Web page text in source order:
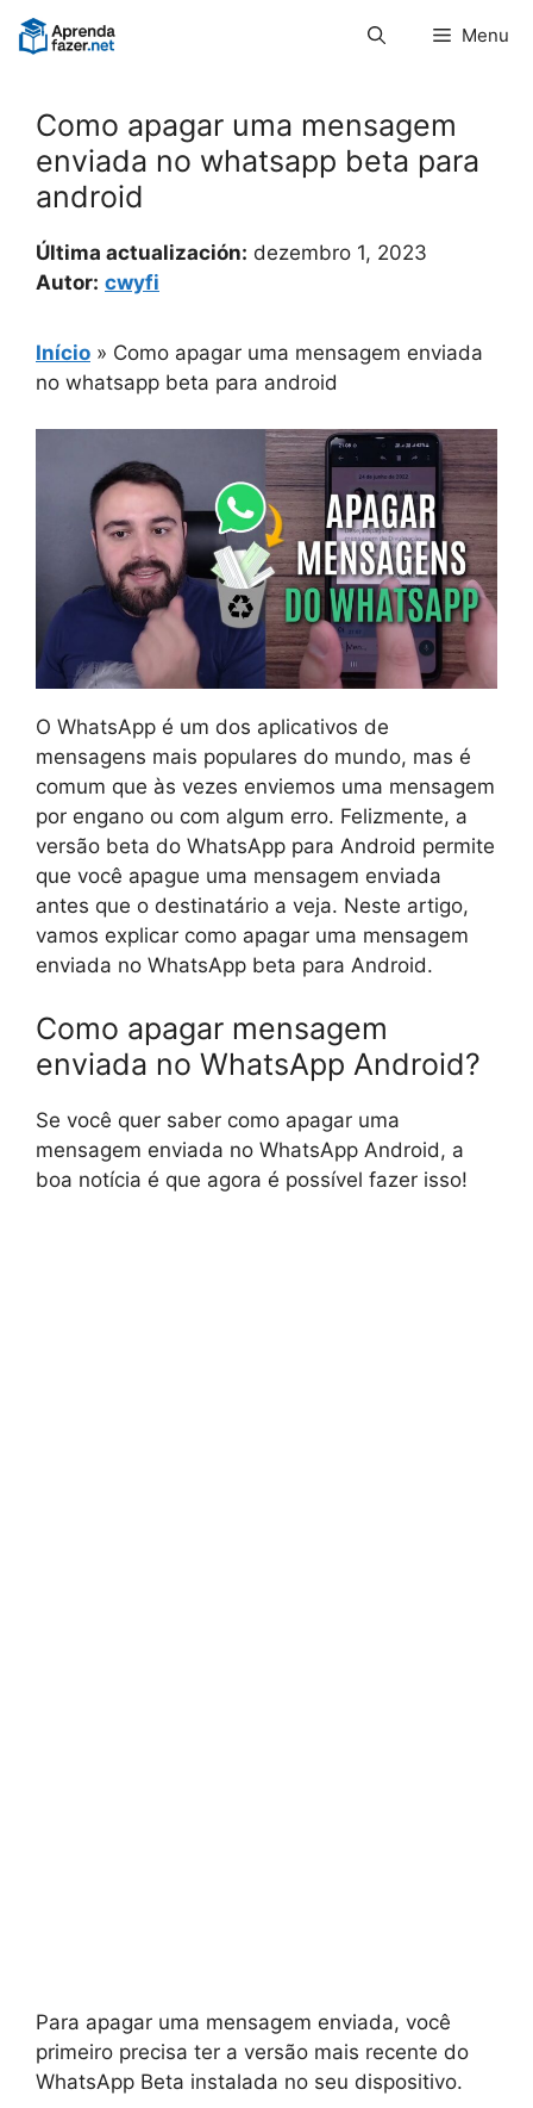
Pular
para
Menu
Como apagar uma mensagem
enviada no whatsapp beta para
android
Última actualización: dezembro 1, 2023
Autor: cwyfi
Início » Como apagar uma mensagem enviada
no whatsapp beta para android
O WhatsApp é um dos aplicativos de
mensagens mais populares do mundo, mas é
comum que às vezes enviemos uma mensagem
por engano ou com algum erro. Felizmente, a
versão beta do WhatsApp para Android permite
que você apague uma mensagem enviada
antes que o destinatário a veja. Neste artigo,
vamos explicar como apagar uma mensagem
enviada no WhatsApp beta para Android.
Como apagar mensagem
enviada no WhatsApp Android?
Se você quer saber como apagar uma
mensagem enviada no WhatsApp Android, a
boa notícia é que agora é possível fazer isso!
Para apagar uma mensagem enviada, você
primeiro precisa ter a versão mais recente do
WhatsApp Beta instalada no seu dispositivo.